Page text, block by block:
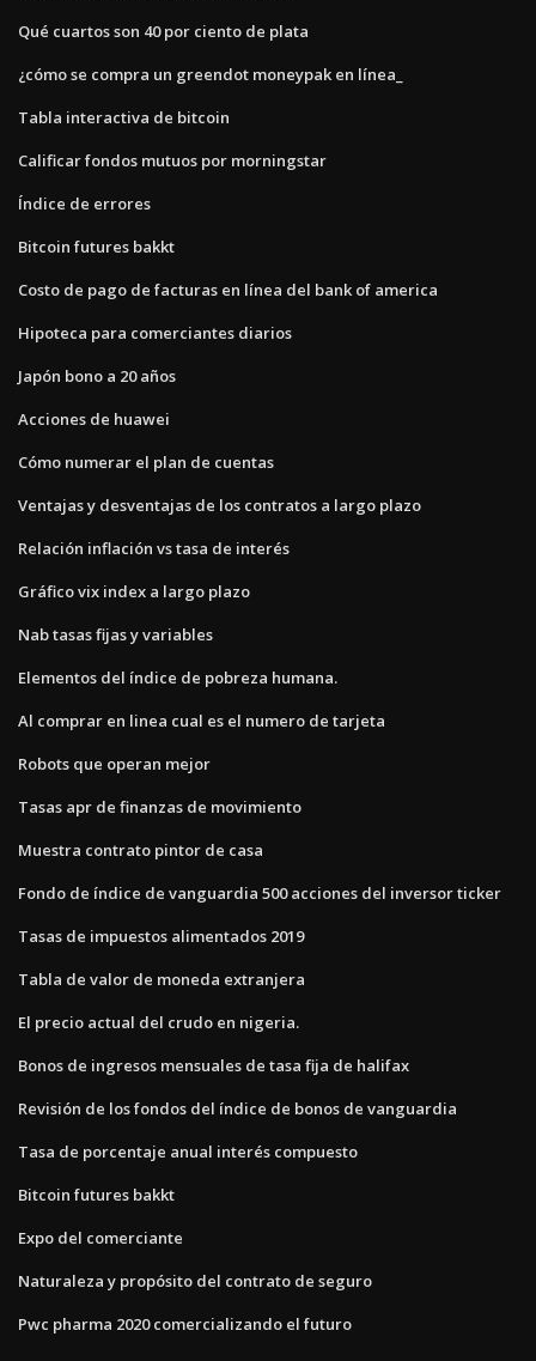
Qué cuartos son 40 por ciento de plata
¿cómo se compra un greendot moneypak en línea_
Tabla interactiva de bitcoin
Calificar fondos mutuos por morningstar
Índice de errores
Bitcoin futures bakkt
Costo de pago de facturas en línea del bank of america
Hipoteca para comerciantes diarios
Japón bono a 20 años
Acciones de huawei
Cómo numerar el plan de cuentas
Ventajas y desventajas de los contratos a largo plazo
Relación inflación vs tasa de interés
Gráfico vix index a largo plazo
Nab tasas fijas y variables
Elementos del índice de pobreza humana.
Al comprar en linea cual es el numero de tarjeta
Robots que operan mejor
Tasas apr de finanzas de movimiento
Muestra contrato pintor de casa
Fondo de índice de vanguardia 500 acciones del inversor ticker
Tasas de impuestos alimentados 2019
Tabla de valor de moneda extranjera
El precio actual del crudo en nigeria.
Bonos de ingresos mensuales de tasa fija de halifax
Revisión de los fondos del índice de bonos de vanguardia
Tasa de porcentaje anual interés compuesto
Bitcoin futures bakkt
Expo del comerciante
Naturaleza y propósito del contrato de seguro
Pwc pharma 2020 comercializando el futuro